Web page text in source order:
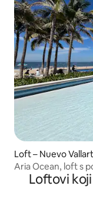
Loft – Nuevo
Aria Ocean, loft s
Loftovi